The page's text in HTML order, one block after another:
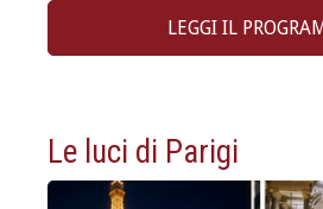
LEGGI IL
Le luci di Parigi